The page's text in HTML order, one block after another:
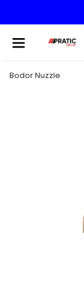
Bodor Nuzzle